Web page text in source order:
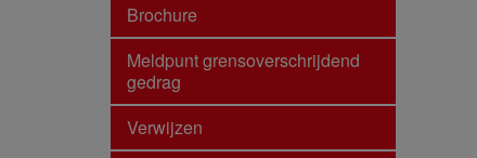
Brochure
Meldpunt grensoverschrijdend
gedrag
Verwijzen